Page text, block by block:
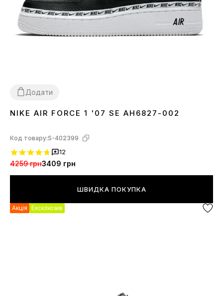
Додати
3637
NIKE AIR FORCE 1 '07 SE AH6827-002
Код товару:S-402399
12
4259 грн3409 грн
ШВИДКА ПОКУПКА
Акція Ексклюзив